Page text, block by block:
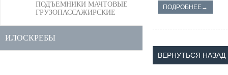
ПОДЪЕМНИКИ МАЧТОВЫЕ
ГРУЗОПАССАЖИРСКИЕ
ИЛОСКРЕБЫ
ПОДРОБНЕЕ→
ВЕРНУТЬСЯ НАЗАД